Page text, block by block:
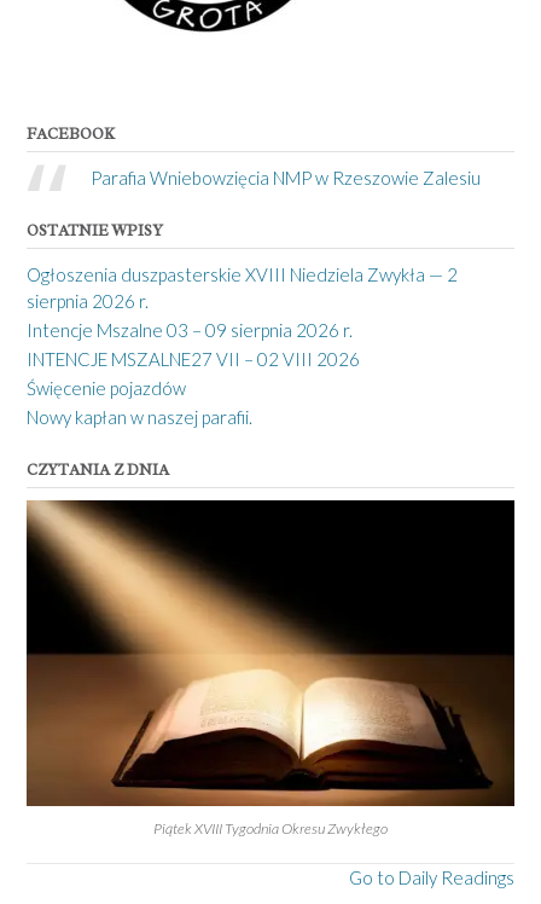
FACEBOOK
Parafia Wniebowzięcia NMP w Rzeszowie Zalesiu
OSTATNIE WPISY
Ogłoszenia duszpasterskie XVIII Niedziela Zwykła — 2
sierpnia 2026 r.
Intencje Mszalne 03 – 09 sierpnia 2026 r.
INTENCJE MSZALNE27 VII – 02 VIII 2026
Święcenie pojazdów
Nowy kapłan w naszej parafii.
CZYTANIA Z DNIA
Piątek XVIII Tygodnia Okresu Zwykłego
Go to Daily Readings